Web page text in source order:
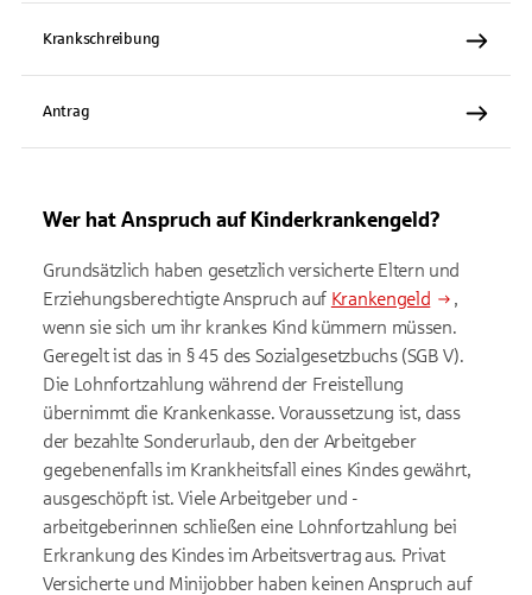
Krankschreibung
Antrag
Wer hat Anspruch auf Kinderkrankengeld?
Grundsätzlich haben gesetzlich versicherte Eltern und
Erziehungsberechtigte Anspruch auf Krankengeld
,
wenn sie sich um ihr krankes Kind kümmern müssen.
Geregelt ist das in § 45 des Sozialgesetzbuchs (SGB V).
Die Lohnfortzahlung während der Freistellung
übernimmt die Krankenkasse. Voraussetzung ist, dass
der bezahlte Sonderurlaub, den der Arbeitgeber
gegebenenfalls im Krankheitsfall eines Kindes gewährt,
ausgeschöpft ist. Viele Arbeitgeber und -
arbeitgeberinnen schließen eine Lohnfortzahlung bei
Erkrankung des Kindes im Arbeitsvertrag aus. Privat
Versicherte und Minijobber haben keinen Anspruch auf